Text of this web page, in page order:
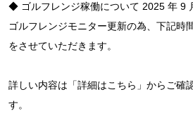
◆ ゴルフレンジ稼働について 2025 年 9
ゴルフレンジモニター更新の為、下記時
をさせていただきます。
詳しい内容は「詳細はこちら」からご確
す。